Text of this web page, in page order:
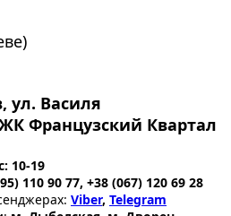
ул. Василя
Французский Квартал
10-19
110 90 77, +38 (067) 120 69 28
Viber, Telegram